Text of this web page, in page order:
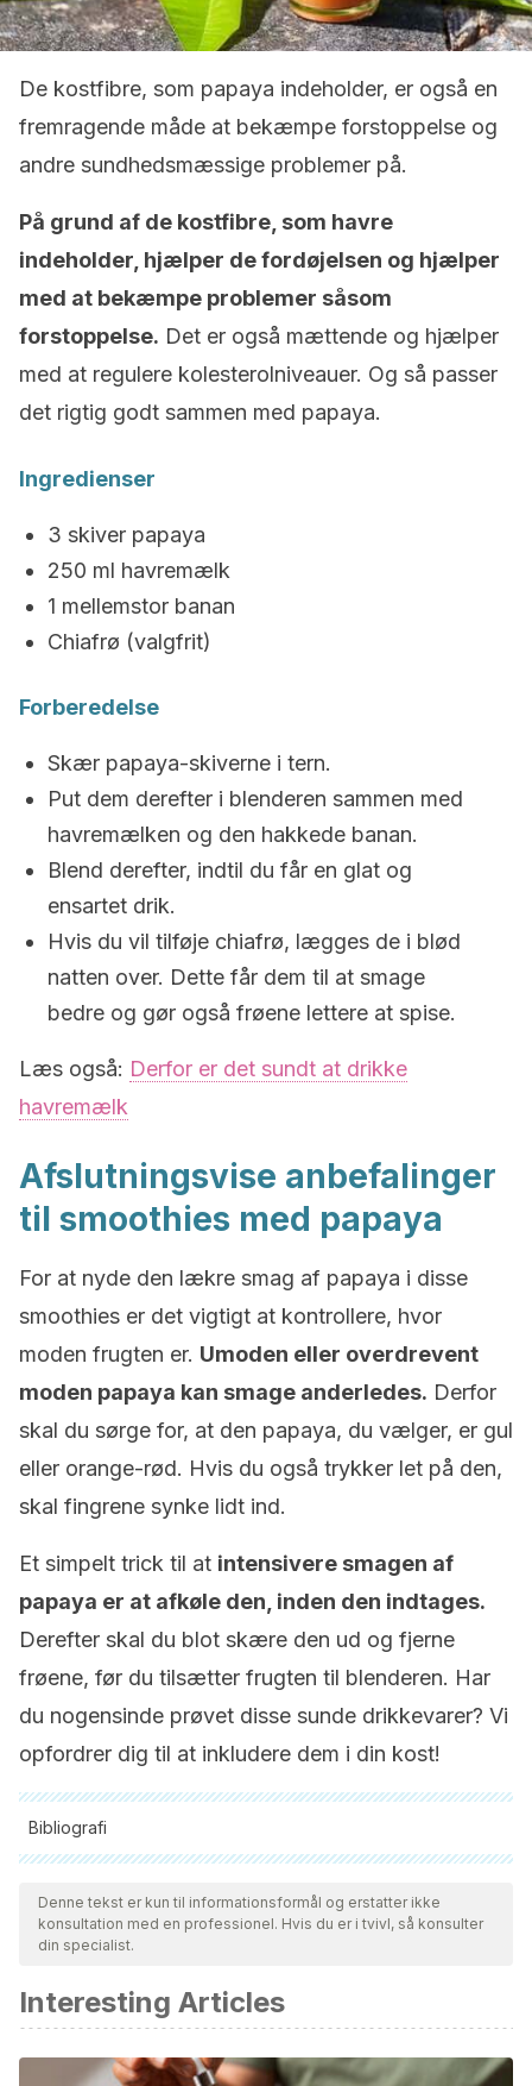
De kostfibre, som papaya indeholder, er også en
fremragende måde at bekæmpe forstoppelse og
andre sundhedsmæssige problemer på.
På grund af de kostfibre, som havre
indeholder, hjælper de fordøjelsen og hjælper
med at bekæmpe problemer såsom
forstoppelse. Det er også mættende og hjælper
med at regulere kolesterolniveauer. Og så passer
det rigtig godt sammen med papaya.
Ingredienser
3 skiver papaya
250 ml havremælk
1 mellemstor banan
Chiafrø (valgfrit)
Forberedelse
Skær papaya-skiverne i tern.
Put dem derefter i blenderen sammen med
havremælken og den hakkede banan.
Blend derefter, indtil du får en glat og
ensartet drik.
Hvis du vil tilføje chiafrø, lægges de i blød
natten over. Dette får dem til at smage
bedre og gør også frøene lettere at spise.
Læs også: Derfor er det sundt at drikke
havremælk
Afslutningsvise anbefalinger
til smoothies med papaya
For at nyde den lækre smag af papaya i disse
smoothies er det vigtigt at kontrollere, hvor
moden frugten er. Umoden eller overdrevent
moden papaya kan smage anderledes. Derfor
skal du sørge for, at den papaya, du vælger, er gul
eller orange-rød. Hvis du også trykker let på den,
skal fingrene synke lidt ind.
Et simpelt trick til at intensivere smagen af ​​
papaya er at afkøle den, inden den indtages.
Derefter skal du blot skære den ud og fjerne
frøene, før du tilsætter frugten til blenderen. Har
du nogensinde prøvet disse sunde drikkevarer? Vi
opfordrer dig til at inkludere dem i din kost!
Bibliografi
Alle citerede kilder blev grundigt gennemgået af vores team
for at sikre deres kvalitet, pålidelighed, aktualitet og validitet.
Bibliografien i denne artikel blev betragtet som pålidelig og af
Yogiraj, V., Goyal, P. K., Chauhan, C. S., Goyal, A., & Vyas, B.
(2014). Carica papaya Linn: An Overview. International
Journal of Herbal Medicine.
Denne tekst er kun til informationsformål og erstatter ikke
konsultation med en professionel. Hvis du er i tvivl, så konsulter
din specialist.
Interesting Articles